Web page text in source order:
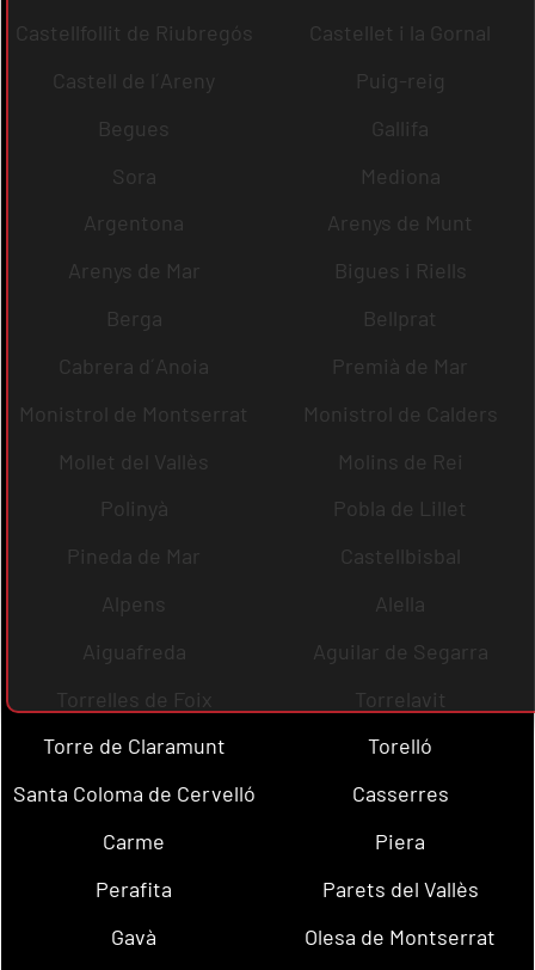
Castellfollit de Riubregós
Castellet i la Gornal
Castell de l´Areny
Puig-reig
Begues
Gallifa
Sora
Mediona
Argentona
Arenys de Munt
Arenys de Mar
Bigues i Riells
Berga
Bellprat
Cabrera d´Anoia
Premià de Mar
Monistrol de Montserrat
Monistrol de Calders
Mollet del Vallès
Molins de Rei
Polinyà
Pobla de Lillet
Pineda de Mar
Castellbisbal
Alpens
Alella
Aiguafreda
Aguilar de Segarra
Torrelles de Foix
Torrelavit
Torre de Claramunt
Torelló
Santa Coloma de Cervelló
Casserres
Carme
Piera
Perafita
Parets del Vallès
Gavà
Olesa de Montserrat